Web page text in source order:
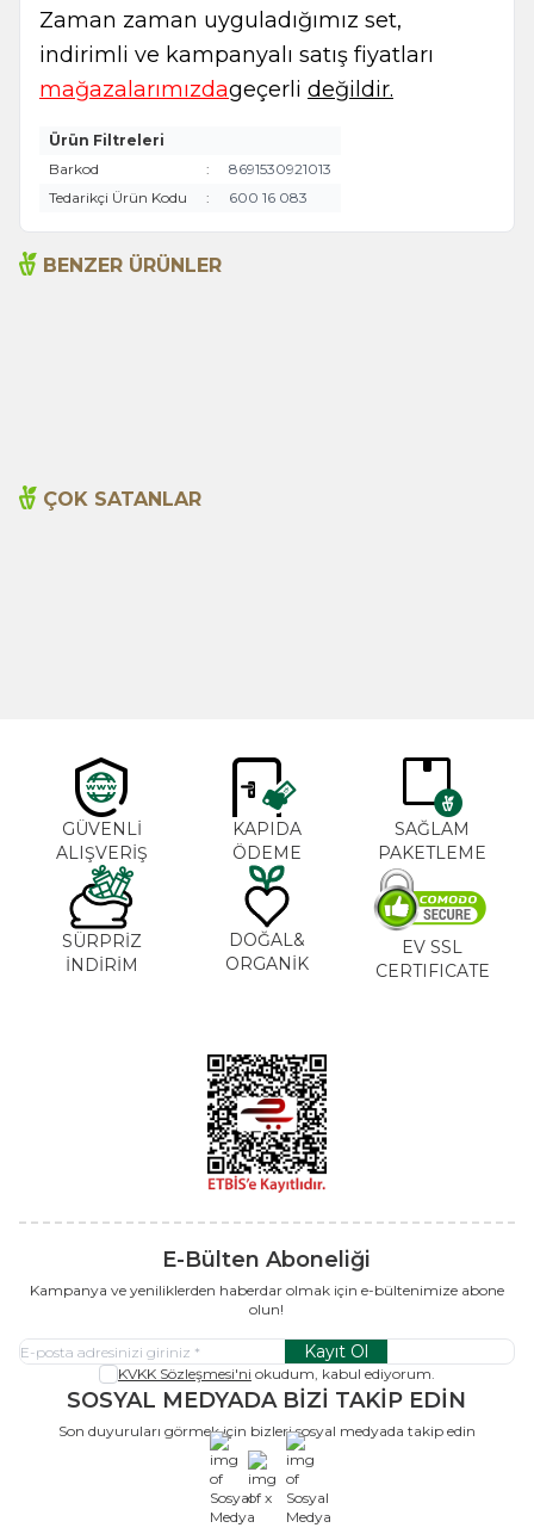
Zaman zaman uyguladığımız set,
indirimli ve kampanyalı satış fiyatları
mağazalarımızdageçerli değildir.
Ürün Filtreleri
Barkod
:
8691530921013
Tedarikçi Ürün Kodu
: 600 16 083
BENZER ÜRÜNLER
ÇOK SATANLAR
GÜVENLİ
ALIŞVERİŞ
KAPIDA
ÖDEME
SAĞLAM
PAKETLEME
SÜRPRİZ
İNDİRİM
DOĞAL&
ORGANİK
EV SSL
CERTIFICATE
E-Bülten Aboneliği
Kampanya ve yeniliklerden haberdar olmak için e-bültenimize abone
olun!
Kayıt Ol
KVKK Sözleşmesi'ni okudum, kabul ediyorum.
SOSYAL MEDYADA BİZİ TAKİP EDİN
Son duyuruları görmek için bizleri sosyal medyada takip edin
x